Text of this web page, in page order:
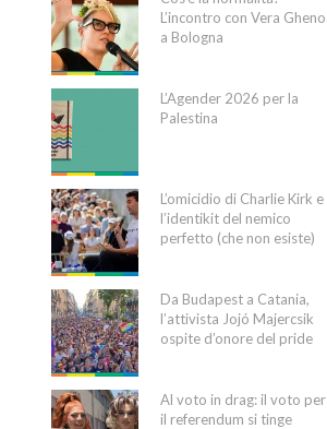
L’incontro con Vera Gheno
a Bologna
L’Agender 2026 per la
Palestina
L’omicidio di Charlie Kirk e
l’identikit del nemico
perfetto (che non esiste)
Da Budapest a Catania,
l’attivista Jojó Majercsik
ospite d’onore del pride
Al voto in drag: il voto per
il referendum si tinge